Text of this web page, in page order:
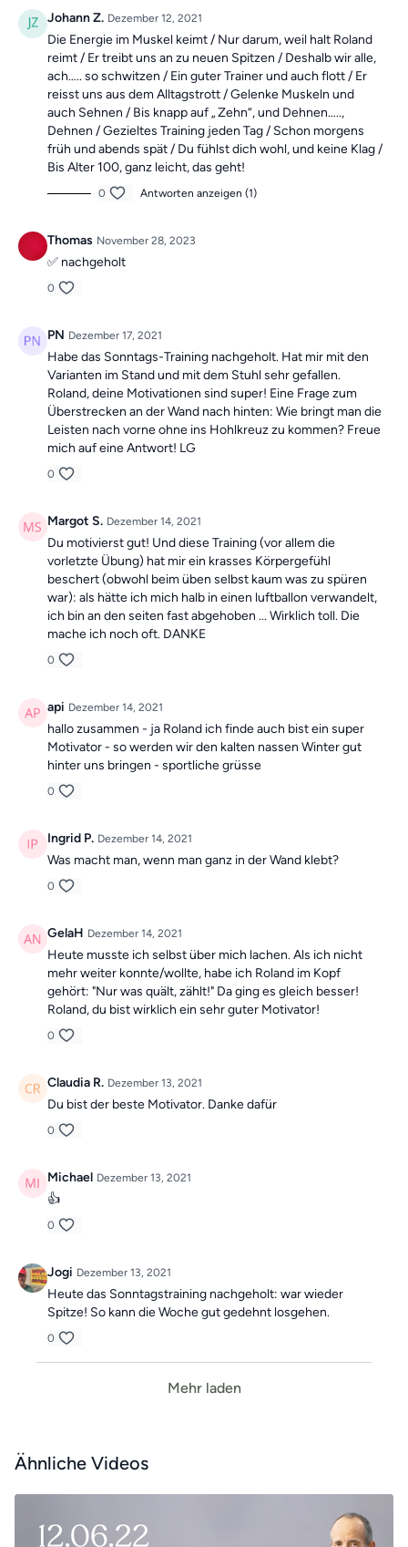
flexibel in deinen Alltag. Falls du also mal ein Training verpasst,
machst du einfach am nächsten Tag mit der neuen Übung weiter.
Du findest die einzelnen Videos immer direkt oben auf der
Startseite des Premium-Übungsbereichesund imMenüunter
"Übung des Tages". Die Übungsvideos sind immer eine Woche für
dich gespeichert.
Johann Z. Dezember 12, 2021
Die Energie im Muskel keimt / Nur darum, weil halt Roland
reimt / Er treibt uns an zu neuen Spitzen / Deshalb wir alle,
ach….. so schwitzen / Ein guter Trainer und auch flott / Er
reisst uns aus dem Alltagstrott / Gelenke Muskeln und
auch Sehnen / Bis knapp auf „ Zehn“, und Dehnen…..,
Dehnen / Gezieltes Training jeden Tag / Schon morgens
früh und abends spät / Du fühlst dich wohl, und keine Klag /
Bis Alter 100, ganz leicht, das geht!
0 Antworten anzeigen (1)
Thomas November 28, 2023
✅️ nachgeholt
0
PN Dezember 17, 2021
Habe das Sonntags-Training nachgeholt. Hat mir mit den
Varianten im Stand und mit dem Stuhl sehr gefallen.
Roland, deine Motivationen sind super! Eine Frage zum
Überstrecken an der Wand nach hinten: Wie bringt man die
Leisten nach vorne ohne ins Hohlkreuz zu kommen? Freue
mich auf eine Antwort! LG
0
Margot S. Dezember 14, 2021
Du motivierst gut! Und diese Training (vor allem die
vorletzte Übung) hat mir ein krasses Körpergefühl
beschert (obwohl beim üben selbst kaum was zu spüren
war): als hätte ich mich halb in einen luftballon verwandelt,
ich bin an den seiten fast abgehoben ... Wirklich toll. Die
mache ich noch oft. DANKE
0
api Dezember 14, 2021
hallo zusammen - ja Roland ich finde auch bist ein super
Motivator - so werden wir den kalten nassen Winter gut
hinter uns bringen - sportliche grüsse
0
Ingrid P. Dezember 14, 2021
Was macht man, wenn man ganz in der Wand klebt?
0
GelaH Dezember 14, 2021
Heute musste ich selbst über mich lachen. Als ich nicht
mehr weiter konnte/wollte, habe ich Roland im Kopf
gehört: "Nur was quält, zählt!" Da ging es gleich besser!
Roland, du bist wirklich ein sehr guter Motivator!
0
Claudia R. Dezember 13, 2021
Du bist der beste Motivator. Danke dafür
0
Michael Dezember 13, 2021
👍
0
Jogi Dezember 13, 2021
Heute das Sonntagstraining nachgeholt: war wieder
Spitze! So kann die Woche gut gedehnt losgehen.
0
Mehr laden
Ähnliche Videos